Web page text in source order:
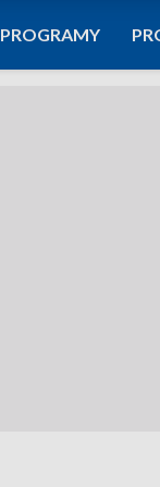
PROGRAMY